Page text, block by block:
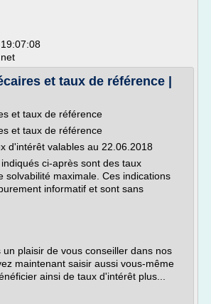
et taux de référence |
et taux de référence
et taux de référence
d'intérêt valables au 22.06.2018
ci-après sont des taux
solvabilité maximale. Ces indications
informatif et sont sans
un plaisir de vous conseiller dans nos
maintenant saisir aussi vous-même
ainsi de taux d'intérêt plus...